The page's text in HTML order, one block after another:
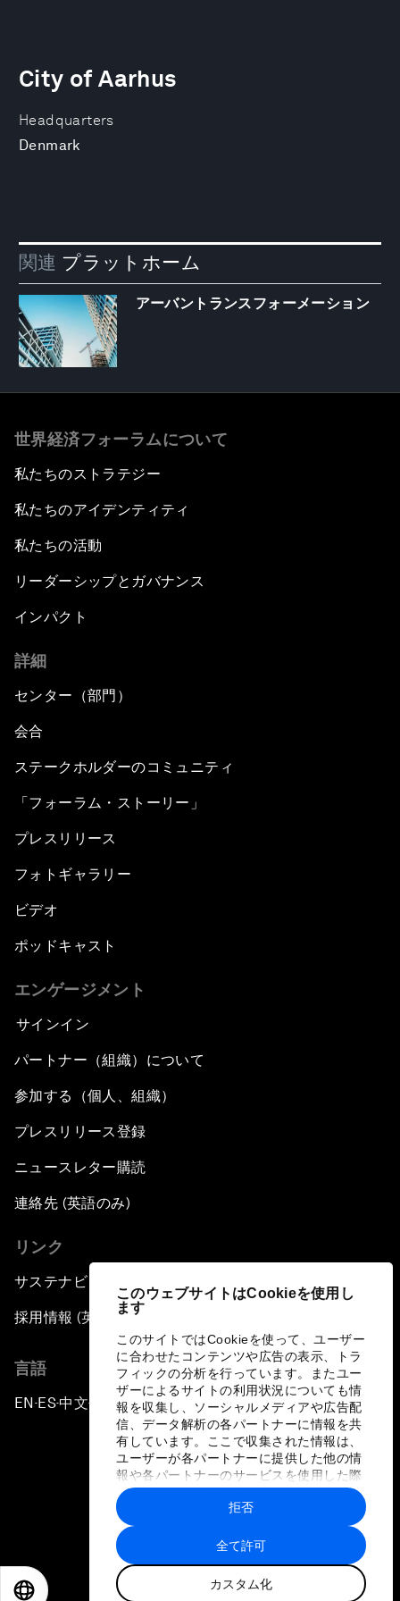
このウェブサイトはCookieを使用し
ます
このサイトではCookieを使って、ユーザー
に合わせたコンテンツや広告の表示、トラ
フィックの分析を行っています。またユー
ザーによるサイトの利用状況についても情
報を収集し、ソーシャルメディアや広告配
信、データ解析の各パートナーに情報を共
有しています。ここで収集された情報は、
ユーザーが各パートナーに提供した他の情
報や各パートナーのサービスを使用した際
に収集された情報と組み合わされ、各パー
トナーによって使用されることがありま
す。
全て許可
カスタム化
拒否
Headquarters
Denmark
City of Aarhus
関連 プラットホーム
アーバントランスフォーメーション
世界経済フォーラムについて
私たちのストラテジー
私たちのアイデンティティ
私たちの活動
リーダーシップとガバナンス
インパクト
詳細
センター（部門）
会合
ステークホルダーのコミュニティ
「フォーラム・ストーリー」
プレスリリース
フォトギャラリー
ビデオ
ポッドキャスト
エンゲージメント
サインイン
パートナー（組織）について
参加する（個人、組織）
プレスリリース登録
ニュースレター購読
連絡先 (英語のみ)
リンク
サステナビリティへの取り組み
採用情報 (英語のみ)
言語
EN ▪ES▪中文▪ 日本語
プライバシーポリシーと利用規約
サイトマップ
©
世界経済フォーラム